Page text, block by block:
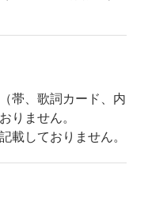
帯、歌詞カード、内
りません。
載しておりません。